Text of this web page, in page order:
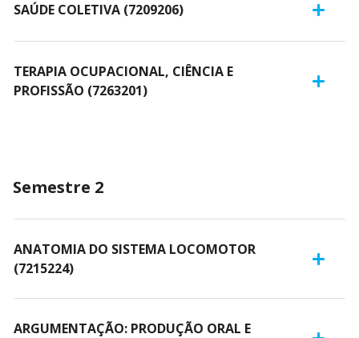
SAÚDE COLETIVA (7209206)
TERAPIA OCUPACIONAL, CIÊNCIA E
PROFISSÃO (7263201)
Semestre 2
ANATOMIA DO SISTEMA LOCOMOTOR
(7215224)
ARGUMENTAÇÃO: PRODUÇÃO ORAL E